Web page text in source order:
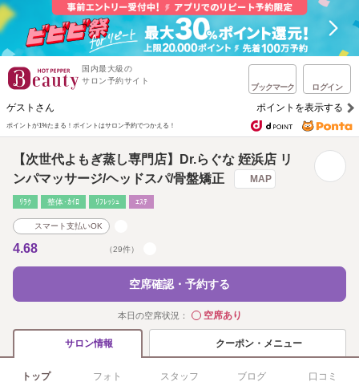
国内最大級の
サロン予約サイト
ブックマーク ログイン
ゲストさん ポイントを表示する
ポイントが1%たまる！ ポイントはサロン予約でつかえる！
【次世代よもぎ蒸し専門店】Dr.らぐな 姪浜店 リ
ンパマッサージ/ヘッドスパ/骨盤矯正
MAP
ﾘﾗｸ 整体･ｶｲﾛ ﾘﾌﾚｯｼｭ ｴｽﾃ
スマート支払いOK
4.68 （29件）
空席確認・予約する
本日の空席状況： ◯空席あり
サロン情報 クーポン・メニュー
トップ フォト スタッフ ブログ 口コミ